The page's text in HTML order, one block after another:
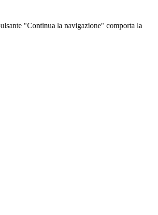
"Continua la navigazione" comporta la